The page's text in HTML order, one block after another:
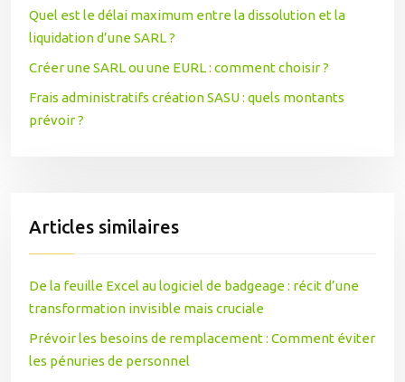
Quel est le délai maximum entre la dissolution et la
liquidation d’une SARL ?
Créer une SARL ou une EURL : comment choisir ?
Frais administratifs création SASU : quels montants
prévoir ?
Articles similaires
De la feuille Excel au logiciel de badgeage : récit d’une
transformation invisible mais cruciale
Prévoir les besoins de remplacement : Comment éviter
les pénuries de personnel